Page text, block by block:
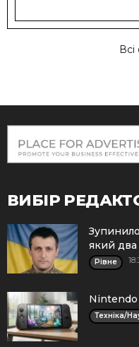
ВИБІР
який два
Рівне
Nintendo
Техніка/